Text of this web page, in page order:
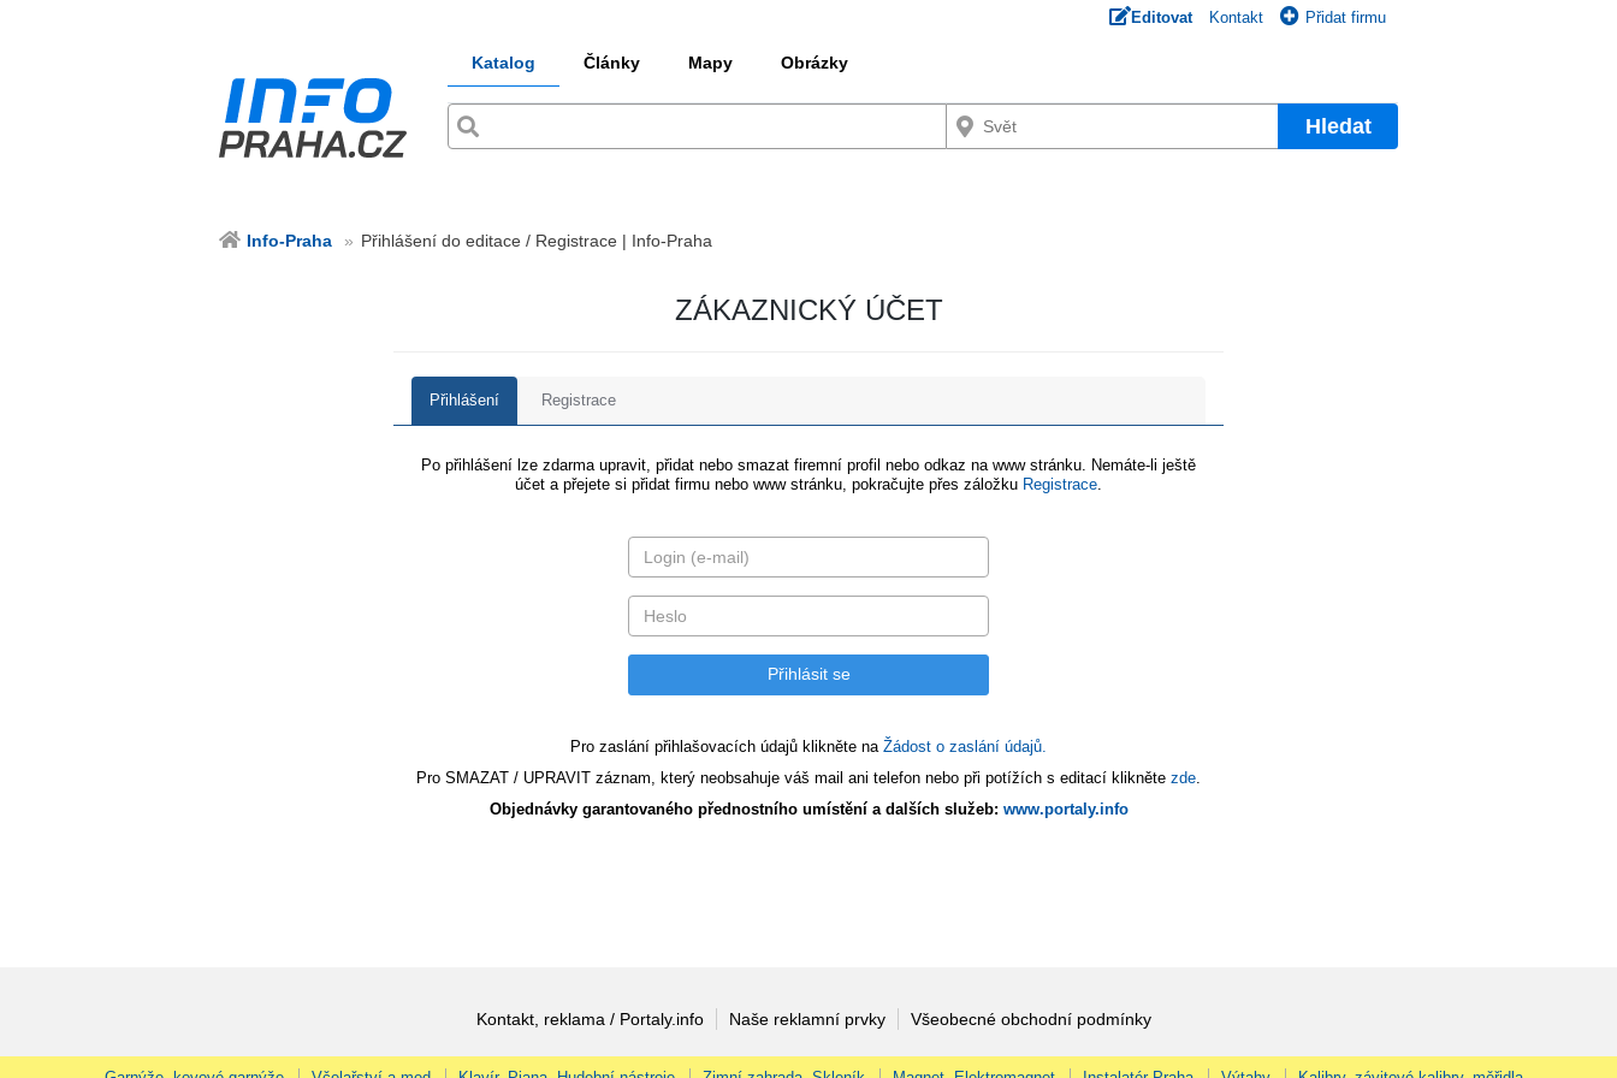
Editovat Kontakt Přidat firmu
Katalog Články Mapy Obrázky
Hledat
Info-Praha Přihlášení do editace / Registrace | Info-Praha
ZÁKAZNICKÝ ÚČET
Přihlášení Registrace
Po přihlášení lze zdarma upravit, přidat nebo smazat firemní profil nebo odkaz na www stránku. Nemáte-li ještě
účet a přejete si přidat firmu nebo www stránku, pokračujte přes záložku Registrace
Pro zaslání přihlašovacích údajů klikněte na Žádost o zaslání údajů.
Pro SMAZAT / UPRAVIT záznam, který neobsahuje váš mail ani telefon nebo při potížích s editací klikněte zde
Objednávky garantovaného přednostního umístění a dalších služeb: www.portaly.info
Kontakt, reklama / Portaly.info Naše reklamní prvky Všeobecné obchodní podmínky